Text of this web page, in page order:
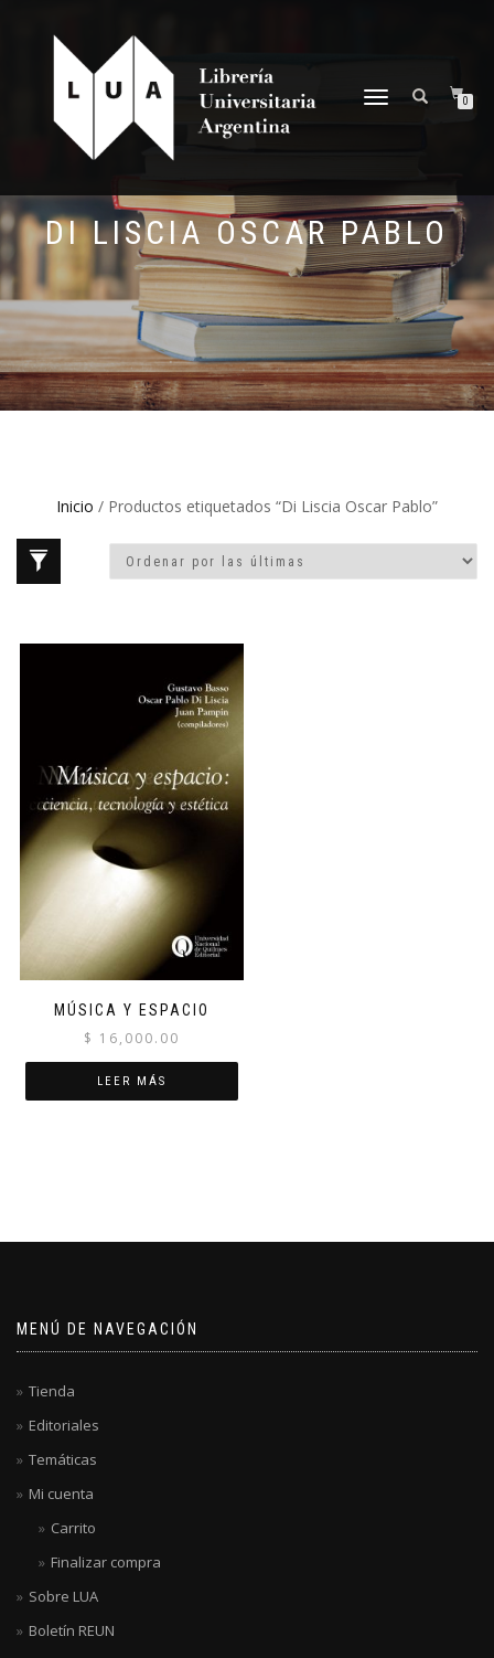
NAVEGACIÓN
0
DI LISCIA OSCAR PABLO
Inicio / Productos etiquetados “Di Liscia Oscar Pablo”
MÚSICA Y ESPACIO
$ 16,000.00
LEER MÁS
MENÚ DE NAVEGACIÓN
Tienda
Editoriales
Temáticas
Mi cuenta
Carrito
Finalizar compra
Sobre LUA
Boletín REUN